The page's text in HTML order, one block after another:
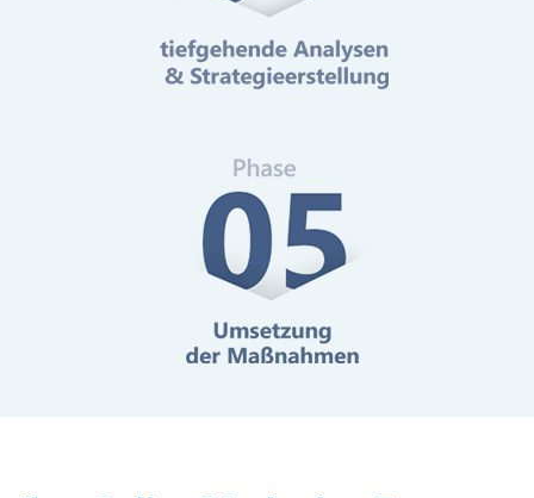
Mehr erfahren
Digitale Barrierefreiheit